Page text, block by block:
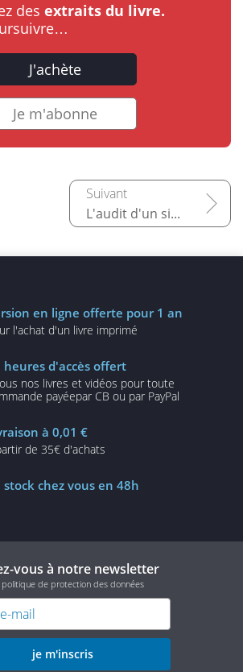
des extraits du livre.
J'achète
Je m'abonne
L'audit d'un site existant
en ligne offerte pour 1 an
l'achat d'un livre imprimé
heuresd'accès offert
nos livres et vidéos pour toute
payéepar CB ou par PayPal
à 0,01 €
de 35€ d'achats
stock chez vous en 48h
vous à notre newsletter
de protection des données
je m'inscris